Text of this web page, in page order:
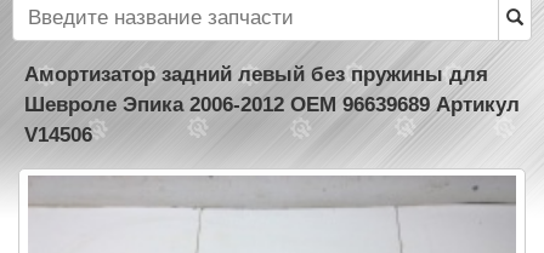
Амортизатор задний левый без пружины для
Шевроле Эпика 2006-2012 OEM 96639689 Артикул
V14506